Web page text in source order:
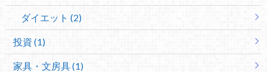
ダイエット (2)
投資 (1)
家具・文房具 (1)